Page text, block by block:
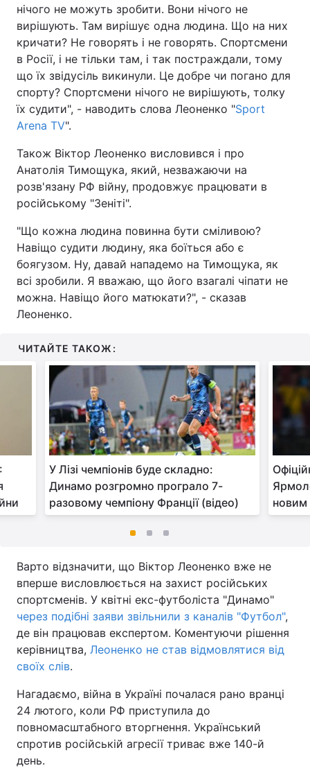
нічого не можуть зробити. Вони нічого не
вирішують. Там вирішує одна людина. Що на них
кричати? Не говорять і не говорять. Спортсмени
в Росії, і не тільки там, і так постраждали, тому
що їх звідусіль викинули. Це добре чи погано для
спорту? Спортсмени нічого не вирішують, толку
їх судити", - наводить слова Леоненко "Sport
Arena TV".
Також Віктор Леоненко висловився і про
Анатолія Тимощука, який, незважаючи на
розв'язану РФ війну, продовжує працювати в
російському "Зеніті".
"Що кожна людина повинна бути сміливою?
Навіщо судити людину, яка боїться або є
боягузом. Ну, давай нападемо на Тимощука, як
всі зробили. Я вважаю, що його взагалі чіпати не
можна. Навіщо його матюкати?", - сказав
Леоненко.
ЧИТАЙТЕ ТАКОЖ:
У Лізі чемпіонів буде складно:
Динамо розгромно програло 7-
разовому чемпіону Франції (відео)
Варто відзначити, що Віктор Леоненко вже не
вперше висловлюється на захист російських
спортсменів. У квітні екс-футболіста "Динамо"
через подібні заяви звільнили з каналів "Футбол",
де він працював експертом. Коментуючи рішення
керівництва, Леоненко не став відмовлятися від
своїх слів.
Нагадаємо, війна в Україні почалася рано вранці
24 лютого, коли РФ приступила до
повномасштабного вторгнення. Український
спротив російській агресії триває вже 140-й
день.